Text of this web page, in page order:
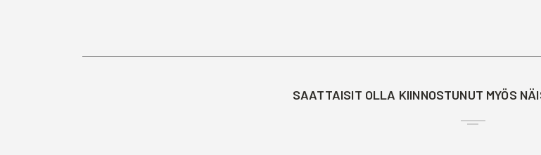
SAATTAISIT OLLA KIINNOSTUNUT MYÖS